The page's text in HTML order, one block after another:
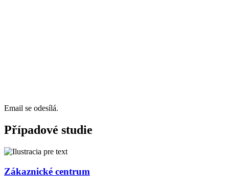
Email se odesílá.
Případové studie
Zákaznické centrum